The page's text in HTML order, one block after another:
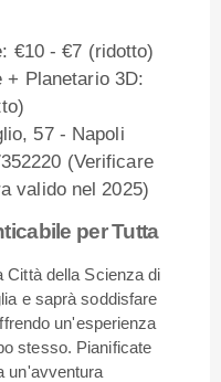
€10 - €7 (ridotto)
+ Planetario 3D:
57 - Napoli
(Verificare
valido nel 2025)
per Tutta
Città della Scienza di
e saprà soddisfare
un'esperienza
stesso. Pianificate
un'avventura